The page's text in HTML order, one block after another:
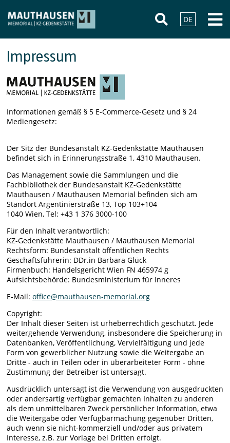
DE
Impressum
Informationen gemäß § 5 E-Commerce-Gesetz und § 24
Mediengesetz:
Der Sitz der Bundesanstalt KZ-Gedenkstätte Mauthausen
befindet sich in Erinnerungsstraße 1, 4310 Mauthausen.
Das Management sowie die Sammlungen und die
Fachbibliothek der Bundesanstalt KZ-Gedenkstätte
Mauthausen / Mauthausen Memorial befinden sich am
Standort Argentinierstraße 13, Top 103+104
1040 Wien, Tel: +43 1 376 3000-100
Für den Inhalt verantwortlich:
KZ-Gedenkstätte Mauthausen / Mauthausen Memorial
Rechtsform: Bundesanstalt öffentlichen Rechts
Geschäftsführerin: DDr.in Barbara Glück
Firmenbuch: Handelsgericht Wien FN 465974 g
Aufsichtsbehörde: Bundesministerium für Inneres
E-Mail: office@mauthausen-memorial.org
Copyright:
Der Inhalt dieser Seiten ist urheberrechtlich geschützt. Jede
weitergehende Verwendung, insbesondere die Speicherung in
Datenbanken, Veröffentlichung, Vervielfältigung und jede
Form von gewerblicher Nutzung sowie die Weitergabe an
Dritte - auch in Teilen oder in überarbeiteter Form - ohne
Zustimmung der Betreiber ist untersagt.
Ausdrücklich untersagt ist die Verwendung von ausgedruckten
oder andersartig verfügbar gemachten Inhalten zu anderen
als dem unmittelbaren Zweck persönlicher Information, etwa
die Weitergabe oder Verfügbarmachung gegenüber Dritten,
auch wenn sie nicht-kommerziell und/oder aus privatem
Interesse, z.B. zur Vorlage bei Dritten erfolgt.